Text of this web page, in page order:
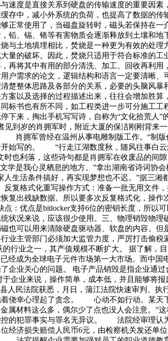
速度是直接关系到硬盘的传输速度的重要因
存中，减小外系统的负荷，也提高了数据的
正常使用了，当磁盘旋转时，磁头若保持在
铅、镉、铬等有害物质会逐渐释放到土壤和
与土地填埋相比，焚烧是一种更为有效的处
量的破坏。因此，焚烧只适用于符合标准的
再将其中有用的部分清洗、加工、回收再利
户需求的论文，逻辑结构和语言一定要清晰
楚整体思路及各部分的关系，必要的头脑风
案以及选择的过程描述出来，往往会增加胜
标书也有所不同，如工程类进一步可分施工
下来，掏出手机写写诗，自称为“文化拾荒人
岁的肖拥军时，附近大厦的保洁刚刚背来
肖拥军曾经在温州从事电雕制版工作。“制
始写的。 “行走江湖数度秋，随风往事白
也利落，这些诗句都是肖拥军在收废品的间
是我心灵栖息的地方。”拿出湖南省诗词协
生活条件搞好，再实现梦想也不迟。”据三
反复格式化重写操作方式：准备一批无用文
复出残缺数据。所以要多次反复格式化，操
：优点是bitlocker支持6位的密钥长度，所以
状况来说，应该很少使用。三、物理销毁物
也可以用来清除硬盘驱动器、软盘的内容。
业主管部门必须加大监管力度，严厉打击偷
行业之一，其产值规模不断扩大。 据了解，
经成为全球电子元件市场第一大市场。而中
企业关心的问题。 电子产品销毁是指企业通
于企业来说，操作简单，成本低，并且能够
民法院获悉，月日，蒲江法院快速审判、执
侥幸心理起了贪念。 心动不如行动。某天
材料这么多，偶尔少了点也没人会注意。”
的犯罪事实与罪名无异议。 法院经审理认
经济损失赔偿人民币6元，由检察机关发还